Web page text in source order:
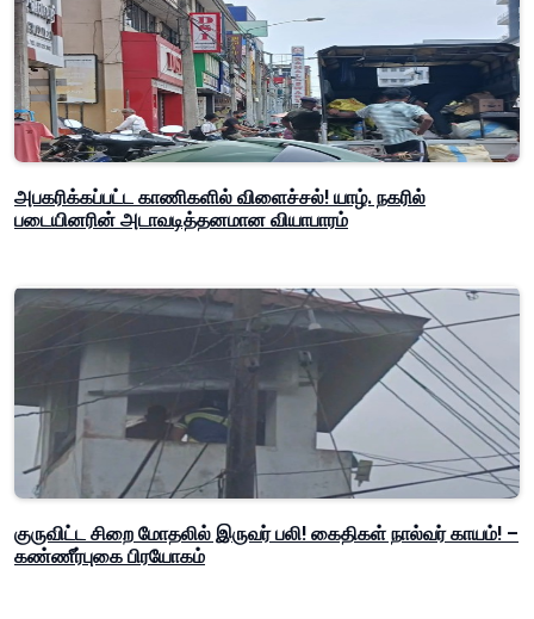
அபகரிக்கப்பட்ட காணிகளில் விளைச்சல்! யாழ். நகரில்
படையினரின் அடாவடித்தனமான வியாபாரம்
குருவிட்ட சிறை மோதலில் இருவர் பலி! கைதிகள் நால்வர் காயம்! –
கண்ணீர்புகை பிரயோகம்